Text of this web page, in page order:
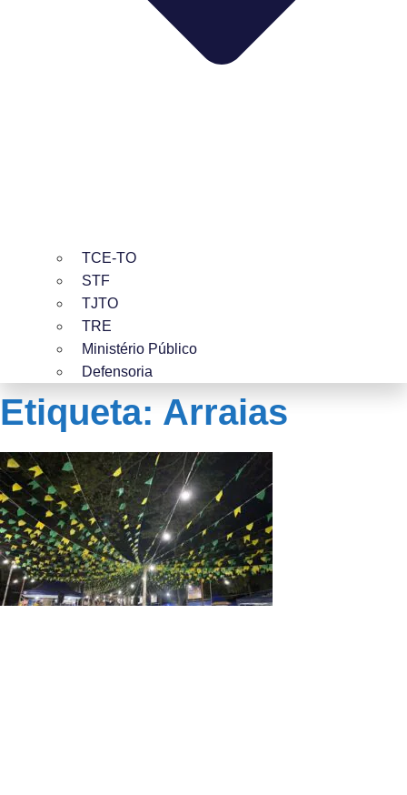
TCE-TO
STF
TJTO
TRE
Ministério Público
Defensoria
Etiqueta: Arraias